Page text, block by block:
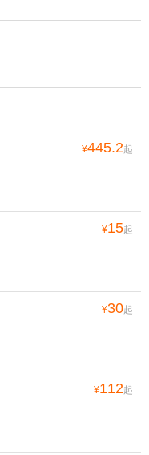
¥445.2起
¥15起
¥30起
¥112起